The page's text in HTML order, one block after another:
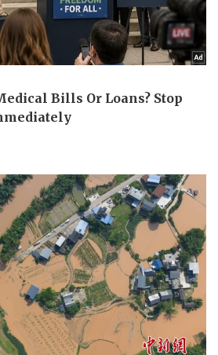
Ô tô - Xe máy
Ô tô